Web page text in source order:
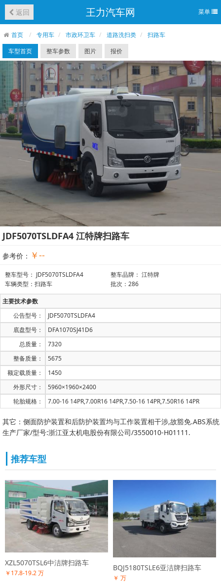
返回 王力汽车网 菜单
首页 专用车 市政环卫车 道路洗扫类
扫路车
车型首页
整车参数 图片 报价
JDF5070TSLDFA4 江特牌扫路车
参考价： ￥--
整车型号： JDF5070TSLDFA4
整车品牌： 江特牌
车辆类型：扫路车
批次：286
主要技术参数
公告型号：
JDF5070TSLDFA4
底盘型号：
DFA1070SJ41D6
总质量：
7320
整备质量：
5675
额定载质量：
1450
外形尺寸：
5960×1960×2400
轮胎规格：
7.00-16 14PR,7.00R16 14PR,7.50-16 14PR,7.50R16 14PR
其它：侧面防护装置和后防护装置均与工作装置相干涉,故豁免.ABS系统
生产厂家/型号:浙江亚太机电股份有限公司/3550010-H01111.
推荐车型
XZL5070TSL6中洁牌扫路车
￥17.8-19.2 万
BQJ5180TSLE6亚洁牌扫路车
￥ 万